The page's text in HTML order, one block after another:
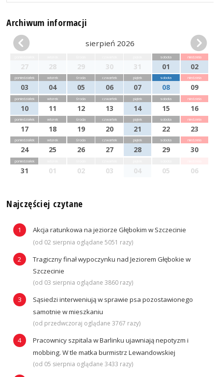
Archiwum informacji
sierpień 2026
27 28 29 30 31
sobota
01
niedziela
02
poniedziałek
03
wtorek
04
środa
05
czwartek
06
piątek
07
sobota
08
niedziela
09
poniedziałek
10
wtorek
11
środa
12
czwartek
13
piątek
14
sobota
15
niedziela
16
poniedziałek
17
wtorek
18
środa
19
czwartek
20
piątek
21
sobota
22
niedziela
23
poniedziałek
24
wtorek
25
środa
26
czwartek
27
piątek
28
sobota
29
niedziela
30
poniedziałek
31 01 02 03 04 05 06
Najczęściej czytane
Akcja ratunkowa na jeziorze Głębokim w Szczecinie
(od 02 sierpnia oglądane 5051 razy)
Tragiczny finał wypoczynku nad Jeziorem Głębokie w
Szczecinie
(od 03 sierpnia oglądane 3860 razy)
Sąsiedzi interweniują w sprawie psa pozostawionego
samotnie w mieszkaniu
(od przedwczoraj oglądane 3767 razy)
Pracownicy szpitala w Barlinku ujawniają nepotyzm i
mobbing. W tle matka burmistrz Lewandowskiej
(od 05 sierpnia oglądane 3433 razy)